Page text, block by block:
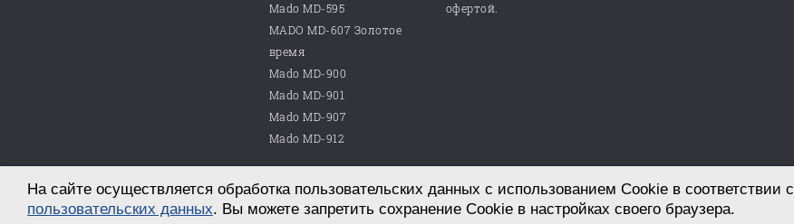
Mado MD-595
MADO MD-607 Золотое
время
Mado MD-900
Mado MD-901
Mado MD-907
Mado MD-912
офертой.
© 2026 ООО «Магазин часов №10»
г. Саратов, пр. им. Петра Столыпина, д. 25
Разработка сайта в студии «СТРОИМ САЙТ!»
На сайте осуществляется обработка пользовательских данных с использованием Cookie в соответствии с
пользовательских данных. Вы можете запретить сохранение Cookie в настройках своего браузера.